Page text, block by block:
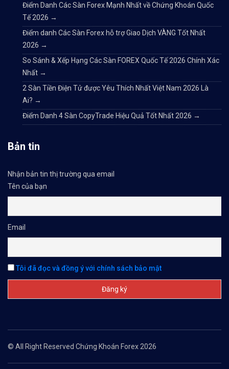
Điểm Danh Các Sàn Forex Mạnh Nhất về Chứng Khoán Quốc
Tế 2026 →
Điểm danh Các Sàn Forex hỗ trợ Giao Dịch VÀNG Tốt Nhất
2026 →
So Sánh & Xếp Hạng Các Sàn FOREX Quốc Tế 2026 Chính Xác
Nhất →
2 Sàn Tiền Điện Tử được Yêu Thích Nhất Việt Nam 2026 Là
Ai? →
Điểm Danh 4 Sàn CopyTrade Hiệu Quả Tốt Nhất 2026 →
Bản tin
Nhận bản tin thị trường qua email
Tên của bạn
Email
Tôi đã đọc và đồng ý với chính sách bảo mật
© All Right Reserved Chứng Khoán Forex 2026